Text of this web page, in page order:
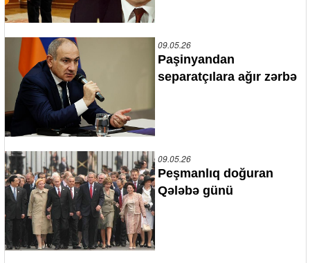
09.05.26
Paşinyandan
separatçılara ağır zərbə
09.05.26
Peşmanlıq doğuran
Qələbə günü